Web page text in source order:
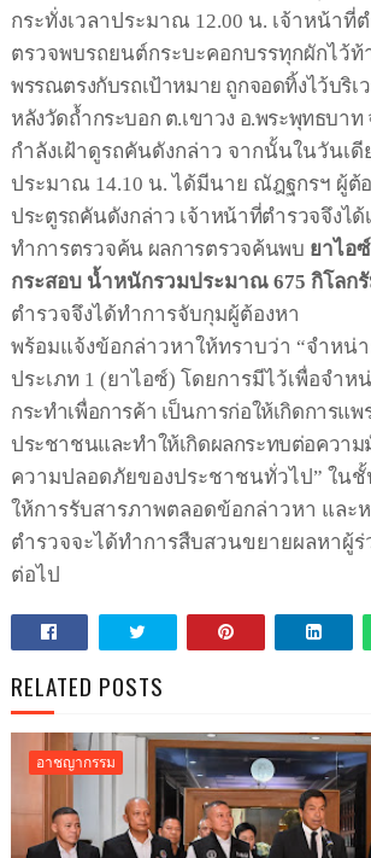
กระทั่งเวลาประมาณ 12.00 น. เจ้าหน้าที่
ตรวจพบรถยนต์กระบะคอกบรรทุกผักไว้ท้
พรรณตรงกับรถเป้าหมาย ถูกจอดทิ้งไว้บริ
หลังวัดถ้ำกระบอก ต.เขาวง อ.พระพุทธบาท
กำลังเฝ้าดูรถคันดังกล่าว จากนั้นในวันเดี
ประมาณ 14.10 น. ได้มีนาย ณัฎฐกรฯ ผู้ต้
ประตูรถคันดังกล่าว เจ้าหน้าที่ตำรวจจึงได้
ทำการตรวจค้น ผลการตรวจค้นพบ ยาไอซ์
กระสอบ น้ำหนักรวมประมาณ675 กิโลก
ตำรวจจึงได้ทำการจับกุมผู้ต้องหา
พร้อมแจ้งข้อกล่าวหาให้ทราบว่า “จำหน่
ประเภท 1 (ยาไอซ์) โดยการมีไว้เพื่อจำห
กระทำเพื่อการค้า เป็นการก่อให้เกิดการแพ
ประชาชนและทำให้เกิดผลกระทบต่อความ
ความปลอดภัยของประชาชนทั่วไป” ใน
ให้การรับสารภาพตลอดข้อกล่าวหา และ
ตำรวจจะได้ทำการสืบสวนขยายผลหาผู้
ต่อไป
RELATED POSTS
อาชญากรรม